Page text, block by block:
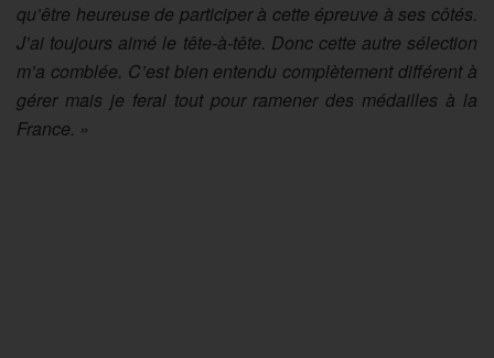
qu’être heureuse de participer à cette épreuve à ses côtés.
J’ai toujours aimé le tête-à-tête. Donc cette autre sélection
m’a comblée. C’est bien entendu complètement différent à
gérer mais je ferai tout pour ramener des médailles à la
France. »